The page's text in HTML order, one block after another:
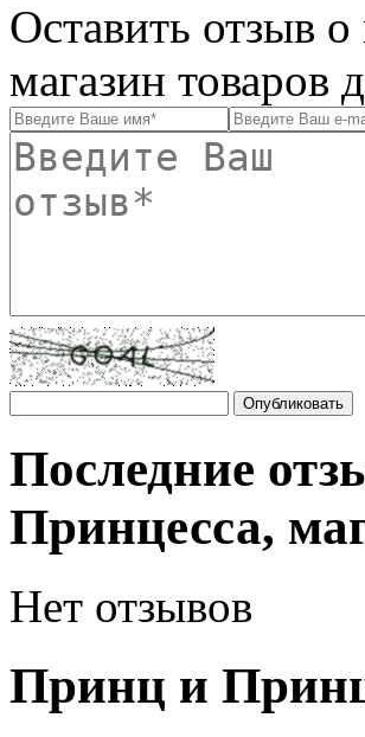
Оставить отзыв
магазин товаров
Последние
Принцесса,
Нет отзывов
Принц и